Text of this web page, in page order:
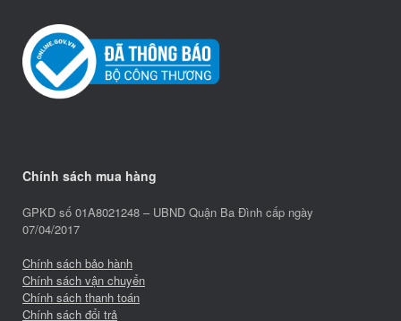
Chính sách mua hàng
GPKD số 01A8021248 – UBND Quận Ba Đình cấp ngày
07/04/2017
Chính sách bảo hành
Chính sách vận chuyển
Chính sách thanh toán
Chính sách đổi trả